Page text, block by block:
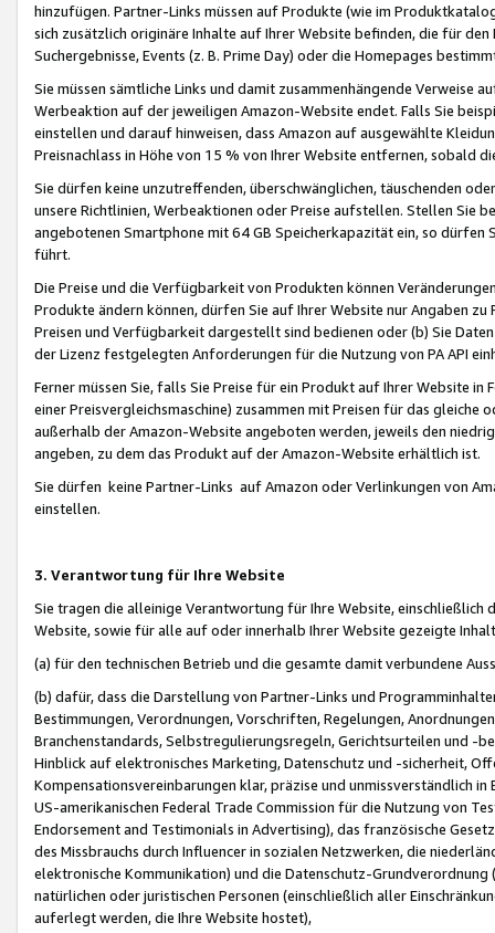
hinzufügen. Partner-Links müssen auf Produkte (wie im
sich zusätzlich originäre Inhalte auf Ihrer Website befinden, die für
Suchergebnisse, Events (z. B. Prime Day) oder die Homepages
Sie müssen sämtliche Links und damit zusammenhängende
Werbeaktion auf der jeweiligen Amazon-Website endet. Falls Sie
einstellen und darauf hinweisen, dass Amazon auf ausgewählte
Preisnachlass in Höhe von 15 % von Ihrer Website entfernen, sobald
Sie dürfen keine unzutreffenden, überschwänglichen, täuschenden
unsere Richtlinien, Werbeaktionen oder Preise aufstellen. Stellen Sie
angebotenen Smartphone mit 64 GB Speicherkapazität ein, so dürfen
führt.
Die Preise und die Verfügbarkeit von Produkten können
Produkte ändern können, dürfen Sie auf Ihrer Website nur Angaben
Preisen und Verfügbarkeit dargestellt sind bedienen oder (b) Sie
der Lizenz festgelegten Anforderungen für die Nutzung von PA API
Ferner müssen Sie, falls Sie Preise für ein Produkt auf Ihrer Website
einer Preisvergleichsmaschine) zusammen mit Preisen für das
außerhalb der Amazon-Website angeboten werden, jeweils den
angeben, zu dem das Produkt auf der Amazon-Website erhältlich ist.
Sie dürfen keine Partner-Links auf Amazon oder Verlinkungen von
einstellen.
3. Verantwortung für Ihre Website
Sie tragen die alleinige Verantwortung für Ihre Website,
Website, sowie für alle auf oder innerhalb Ihrer Website gezeigte
(a) für den technischen Betrieb und die gesamte damit verbundene
(b) dafür, dass die Darstellung von Partner-Links und
Bestimmungen, Verordnungen, Vorschriften, Regelungen,
Branchenstandards, Selbstregulierungsregeln, Gerichtsurteilen und -
Hinblick auf elektronisches Marketing, Datenschutz und -sicherheit,
Kompensationsvereinbarungen klar, präzise und unmissverständlich
US-amerikanischen Federal Trade Commission für die Nutzung von
Endorsement and Testimonials in Advertising), das französische
des Missbrauchs durch Influencer in sozialen Netzwerken, die
elektronische Kommunikation) und die Datenschutz-
natürlichen oder juristischen Personen (einschließlich aller
auferlegt werden, die Ihre Website hostet),